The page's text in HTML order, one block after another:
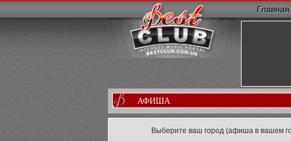
Главная
АФИША
Выберите ваш город (афиша в вашем